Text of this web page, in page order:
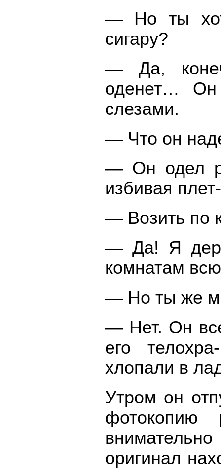
— Но ты
сигару?
— Да,
оденет…
слезами.
— Что он
— Он одел
избивая
— Возить по
— Да! Я
комнатам
— Но ты же
— Нет. Он
его
хлопали в
Утром он
оригинал